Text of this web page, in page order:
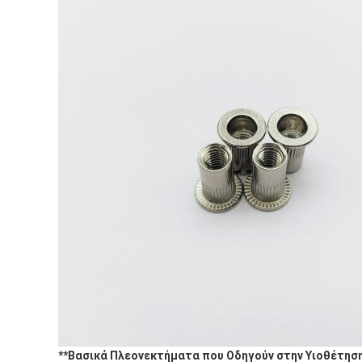
**Βασικά Πλεονεκτήματα που Οδηγούν στην